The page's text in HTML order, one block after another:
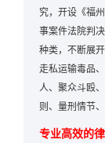
究，开设《福
事案件法院判
种类，不断展
走私运输毒品
人、聚众斗殴
则、量刑情节
专业高效的